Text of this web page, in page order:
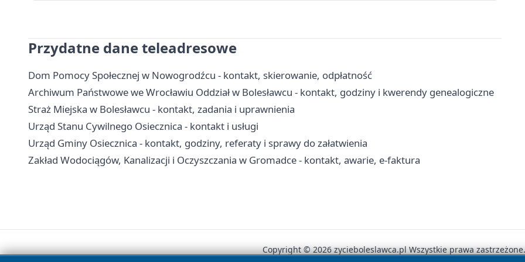
Przydatne dane teleadresowe
Dom Pomocy Społecznej w Nowogrodźcu - kontakt, skierowanie, odpłatność
Archiwum Państwowe we Wrocławiu Oddział w Bolesławcu - kontakt, godziny i kwerendy genealogiczne
Straż Miejska w Bolesławcu - kontakt, zadania i uprawnienia
Urząd Stanu Cywilnego Osiecznica - kontakt i usługi
Urząd Gminy Osiecznica - kontakt, godziny, referaty i sprawy do załatwienia
Zakład Wodociągów, Kanalizacji i Oczyszczania w Gromadce - kontakt, awarie, e-faktura
Copyright © 2026 zycieboleslawca.pl Wszystkie prawa zastrzeżone.